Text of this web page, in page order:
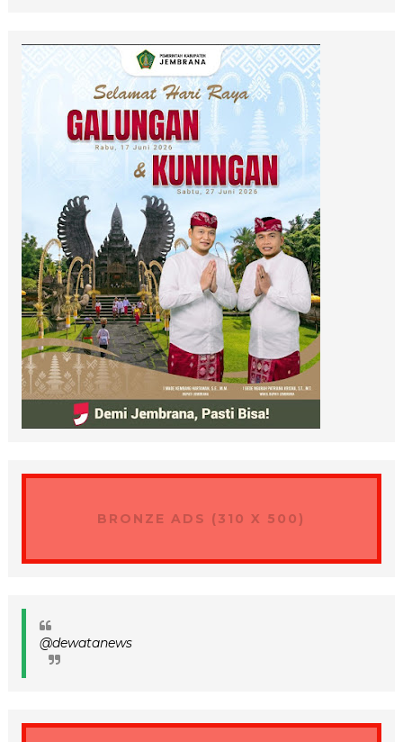
BRONZE ADS (310 X 500)
@dewatanews